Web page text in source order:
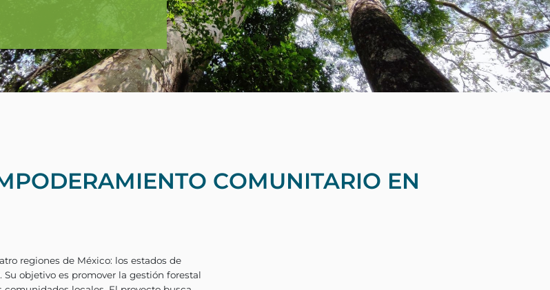
COMUNITARIO EN